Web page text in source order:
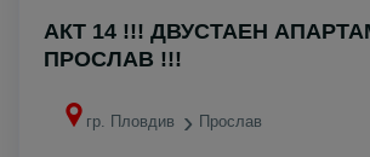
АКТ 14 !!! ДВУСТАЕН
ПРОСЛАВ !!!
гр. Пловдив Прослав